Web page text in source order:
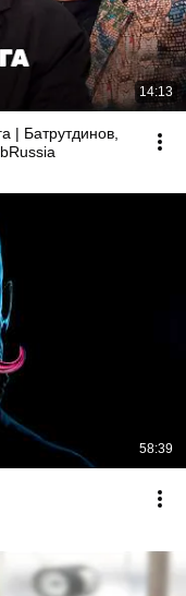
14:13
| Батрутдинов,
58:39